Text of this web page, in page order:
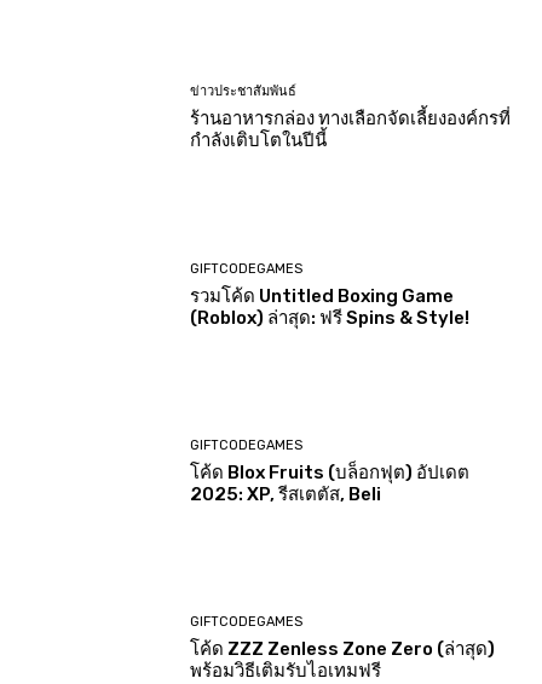
ข่าวประชาสัมพันธ์
ร้านอาหารกล่อง ทางเลือกจัดเลี้ยงองค์กรที่
กำลังเติบโตในปีนี้
GIFTCODEGAMES
รวมโค้ด Untitled Boxing Game
(Roblox) ล่าสุด: ฟรี Spins & Style!
GIFTCODEGAMES
โค้ด Blox Fruits (บล็อกฟุต) อัปเดต
2025: XP, รีสเตตัส, Beli
GIFTCODEGAMES
โค้ด ZZZ Zenless Zone Zero (ล่าสุด)
พร้อมวิธีเติมรับไอเทมฟรี